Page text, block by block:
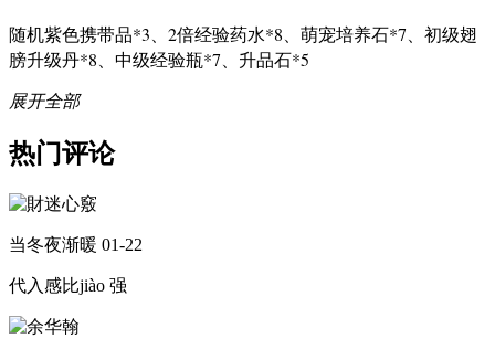
随机紫色携带品*3、2倍经验药水*8、萌宠培养石*7、初级翅
膀升级丹*8、中级经验瓶*7、升品石*5
展开全部
热门评论
当冬夜渐暖 01-22
代入感比jiào 强